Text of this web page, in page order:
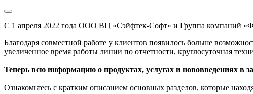
С 1 апреля 2022 года ООО ВЦ «Сэйфтек-Софт» и Группа компаний
Благодаря совместной работе у клиентов появилось больше
увеличенное время работы линии по отчетности, круглосуточная
Теперь всю информацию о продуктах, услугах и нововведениях в
Ознакомьтесь с кратким описанием основных разделов, которые